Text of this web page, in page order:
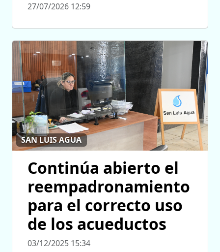
27/07/2026 12:59
SAN LUIS AGUA
Continúa abierto el
reempadronamiento
para el correcto uso
de los acueductos
03/12/2025 15:34